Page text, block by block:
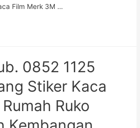
Film Merk 3M …
0852 1125
Stiker Kaca
Ruko